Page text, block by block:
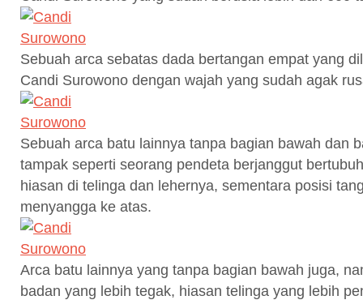
Sebuah arca sebatas dada bertangan empat yang
Candi Surowono dengan wajah yang sudah agak
Sebuah arca batu lainnya tanpa bagian bawah dan
tampak seperti seorang pendeta berjanggut
hiasan di telinga dan lehernya, sementara posisi
menyangga ke atas.
Arca batu lainnya yang tanpa bagian bawah juga,
badan yang lebih tegak, hiasan telinga yang lebih